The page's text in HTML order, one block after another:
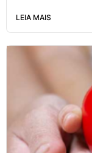
LEIA MAIS